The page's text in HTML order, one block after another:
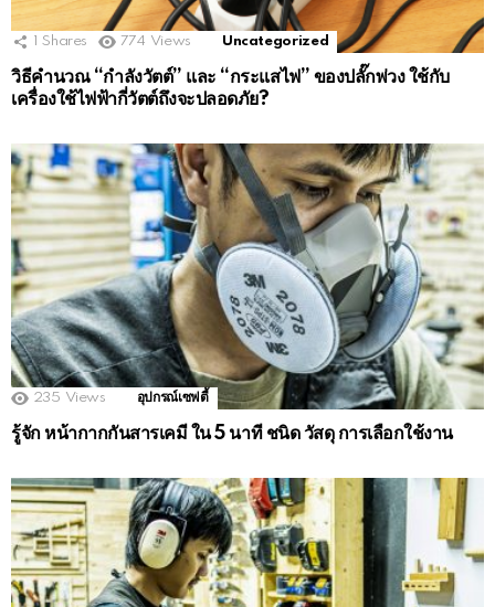
Shares 774 Views Uncategorized
วิธีคำนวณ “กำลังวัตต์” และ “กระแสไฟ” ของปลั๊กพ่วง ใช้กับ
เครื่องใช้ไฟฟ้ากี่วัตต์ถึงจะปลอดภัย?
235 Views อุปกรณ์เซฟตี้
รู้จัก หน้ากากกันสารเคมี ใน 5 นาที ชนิด วัสดุ การเลือกใช้งาน